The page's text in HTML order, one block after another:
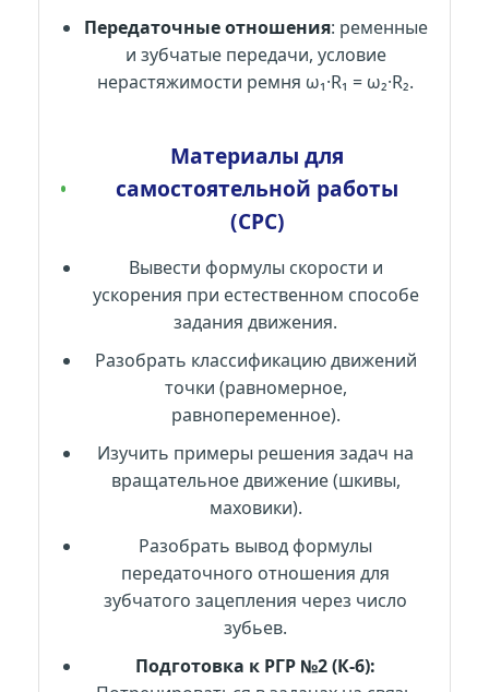
Передаточные отношения: ременные
и зубчатые передачи, условие
нерастяжимости ремня ω₁·R₁ = ω₂·R₂.
Материалы для
самостоятельной работы
(СРС)
Вывести формулы скорости и
ускорения при естественном способе
задания движения.
Разобрать классификацию движений
точки (равномерное,
равнопеременное).
Изучить примеры решения задач на
вращательное движение (шкивы,
маховики).
Разобрать вывод формулы
передаточного отношения для
зубчатого зацепления через число
зубьев.
Подготовка к РГР №2 (К-6):